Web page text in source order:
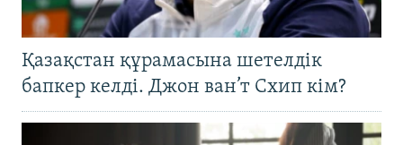
Қазақстан құрамасына шетелдік
бапкер келді. Джон ван’т Схип кім?